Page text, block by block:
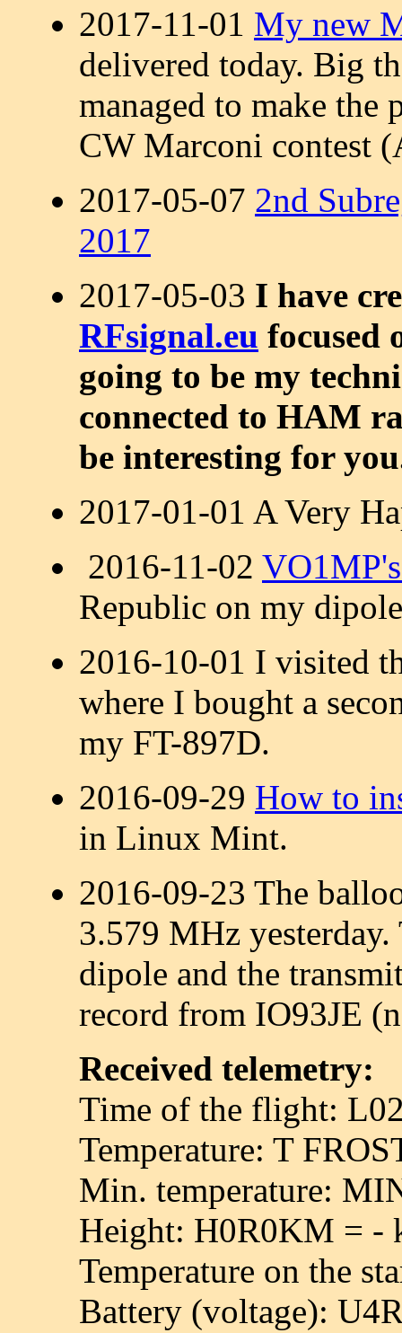
2017-11-01 My new
delivered today. Big
managed to make
CW Marconi contest
2017-05-07 2nd
2017
2017-05-03 I have
RFsignal.eu focused
going to be my
connected to HAM
be interesting for
2017-01-01 A Very
2016-11-02
Republic on my
2016-10-01 I visited
where I bought a
my FT-897D.
2016-09-29 How to
in Linux Mint.
2016-09-23 The
3.579 MHz
dipole and the
record from IO93JE
Received telemetry:
Time of the flight:
Temperature: T
Min. temperature:
Height: H0R0KM = -
Temperature on the
Battery (voltage):